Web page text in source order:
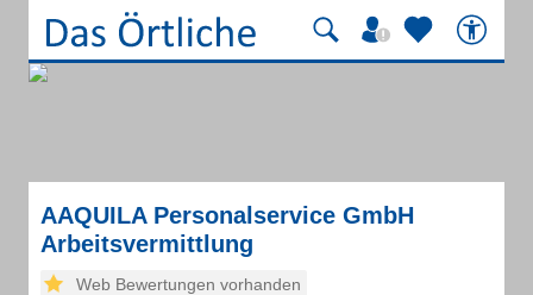
AAQUILA Personalservice GmbH
Arbeitsvermittlung
Web Bewertungen vorhanden